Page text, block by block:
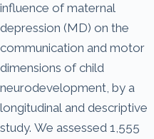
influence of maternal
depression (MD) on the
communication and motor
dimensions of child
neurodevelopment, by a
longitudinal and descriptive
study. We assessed 1,555